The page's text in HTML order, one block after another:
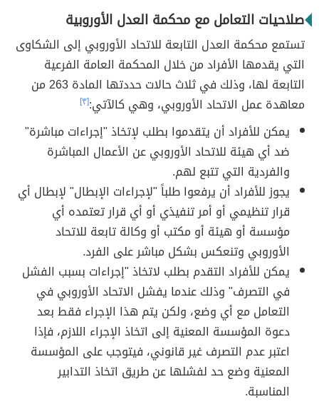
صلاحيات التعامل مع محكمة العدل الأوروبية
تستمع محكمة العدل التابعة للاتحاد الأوروبي إلى الشكاوى
التي يقدمها الأفراد من خلال المحكمة العامة الفرعية
التابعة لها، وذلك في ثلاث حالات حددتها المادة 263 من
معاهدة عمل الاتحاد الأوروبي، وهي كالآتي:[٣]
يمكن للأفراد أن يتقدموا بطلب لإتخاذ "إجراءات مباشرة"
ضد أي هيئة للاتحاد الأوروبي عن الأعمال المباشرة
والفردية التي تتبع لهم.
يجوز للأفراد أن يرفعوا طلباً "لإجراءات الإبطال" لإبطال أي
قرار تنظيمي أو أمر تنفيذي أو أي قرار تعتمده أي
مؤسسة أو هيئة أو مكتب أو وكالة تابعة للاتحاد
الأوروبي وتنعكس بشكل مباشر على الفرد.
يمكن للأفراد التقدم بطلب لاتخاذ "إجراءات بسبب الفشل
في التصرف" وذلك عندما يفشل الاتحاد الأوروبي في
التعامل مع أي وضع، ولكن يتم هذا الإجراء فقط بعد
دعوة المؤسسة المعنية إلى اتخاذ الإجراء اللازم، فإذا
اعتبر عدم التصرف غير قانوني، فيتوجب على المؤسسة
المعنية وضع حد لفشلها عن طريق اتخاذ التدابير
المناسبة.